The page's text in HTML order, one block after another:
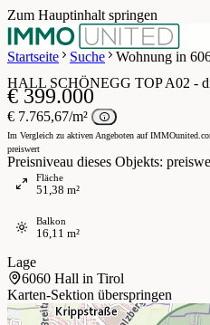
Zum Hauptinhalt springen
Startseite
Suche Wohnung in
HALL SCHÖNEGG TOP A02 -
€ 399.000
€ 7.765,67/m²
Im Vergleich zu aktiven Angeboten auf
preiswert
Preisniveau dieses Objekts:
Fläche
51,38 m²
Balkon
16,11 m²
Lage
6060 Hall in Tirol
Karten-Sektion überspringen